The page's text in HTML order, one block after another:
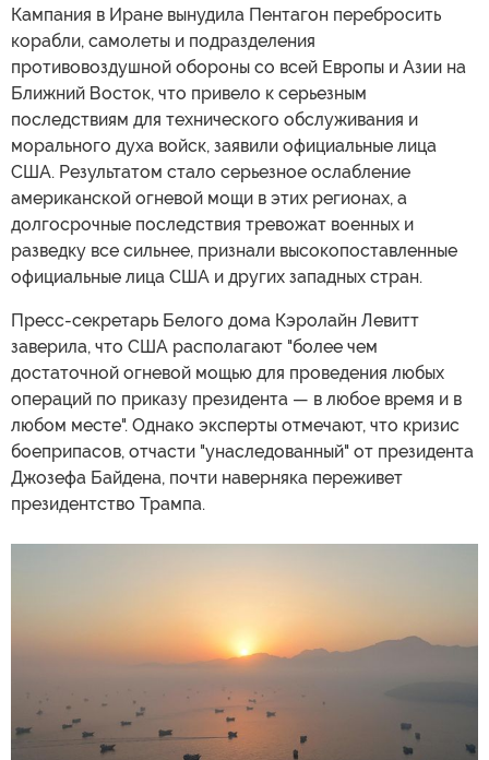
Кампания в Иране вынудила Пентагон перебросить
корабли, самолеты и подразделения
противовоздушной обороны со всей Европы и Азии на
Ближний Восток, что привело к серьезным
последствиям для технического обслуживания и
морального духа войск, заявили официальные лица
США. Результатом стало серьезное ослабление
американской огневой мощи в этих регионах, а
долгосрочные последствия тревожат военных и
разведку все сильнее, признали высокопоставленные
официальные лица США и других западных стран.
Пресс-секретарь Белого дома Кэролайн Левитт
заверила, что США располагают "более чем
достаточной огневой мощью для проведения любых
операций по приказу президента — в любое время и в
любом месте". Однако эксперты отмечают, что кризис
боеприпасов, отчасти "унаследованный" от президента
Джозефа Байдена, почти наверняка переживет
президентство Трампа.